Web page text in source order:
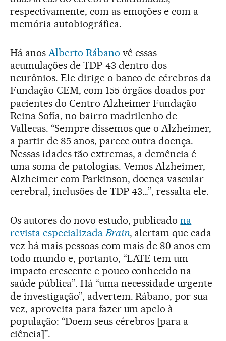
respectivamente, com as emoções e com a
memória autobiográfica.
Há anos Alberto Rábano vê essas
acumulações de TDP-43 dentro dos
neurônios. Ele dirige o banco de cérebros da
Fundação CEM, com 155 órgãos doados por
pacientes do Centro Alzheimer Fundação
Reina Sofía, no bairro madrilenho de
Vallecas. “Sempre dissemos que o Alzheimer,
a partir de 85 anos, parece outra doença.
Nessas idades tão extremas, a demência é
uma soma de patologias. Vemos Alzheimer,
Alzheimer com Parkinson, doença vascular
cerebral, inclusões de TDP-43…”, ressalta ele.
Os autores do novo estudo, publicadona
revista especializadaBrain, alertam que cada
vez há mais pessoas com mais de 80 anos em
todo mundo e, portanto, “LATE tem um
impacto crescente e pouco conhecido na
saúde pública”. Há “uma necessidade urgente
de investigação”, advertem. Rábano, por sua
vez, aproveita para fazer um apelo à
população: “Doem seus cérebros [para a
ciência]”.